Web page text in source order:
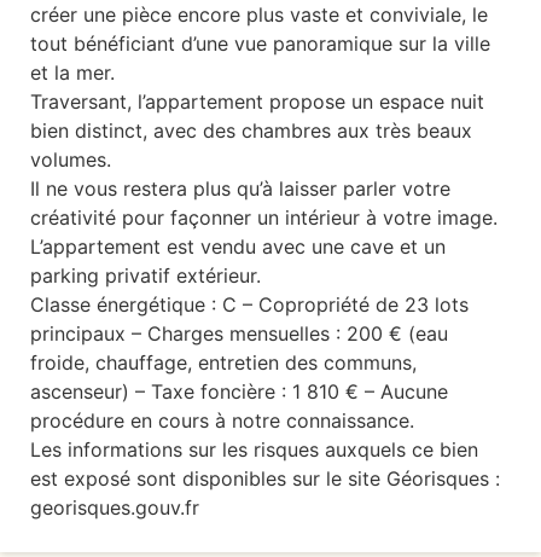
créer une pièce encore plus vaste et conviviale, le
tout bénéficiant d’une vue panoramique sur la ville
et la mer.
Traversant, l’appartement propose un espace nuit
bien distinct, avec des chambres aux très beaux
volumes.
Il ne vous restera plus qu’à laisser parler votre
créativité pour façonner un intérieur à votre image.
L’appartement est vendu avec une cave et un
parking privatif extérieur.
Classe énergétique : C – Copropriété de 23 lots
principaux – Charges mensuelles : 200 € (eau
froide, chauffage, entretien des communs,
ascenseur) – Taxe foncière : 1 810 € – Aucune
procédure en cours à notre connaissance.
Les informations sur les risques auxquels ce bien
est exposé sont disponibles sur le site Géorisques :
georisques.gouv.fr